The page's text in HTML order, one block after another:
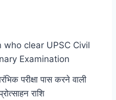
परीक्षा पास करने वाली
राशि